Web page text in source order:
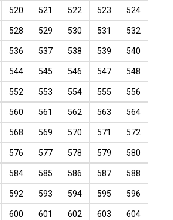
520 521 522 523 524
528 529 530 531 532
536 537 538 539 540
544 545 546 547 548
552 553 554 555 556
560 561 562 563 564
568 569 570 571 572
576 577 578 579 580
584 585 586 587 588
592 593 594 595 596
600 601 602 603 604